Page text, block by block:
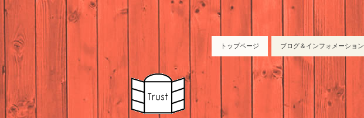
トップページ ブログ＆インフォメーション